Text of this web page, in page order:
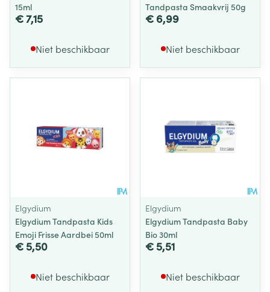
15ml
€ 7,15
Niet beschikbaar
Tandpasta Smaakvrij 50g
€ 6,99
Niet beschikbaar
Elgydium
Elgydium Tandpasta Kids
Emoji Frisse Aardbei 50ml
€ 5,50
Niet beschikbaar
Elgydium
Elgydium Tandpasta Baby
Bio 30ml
€ 5,51
Niet beschikbaar